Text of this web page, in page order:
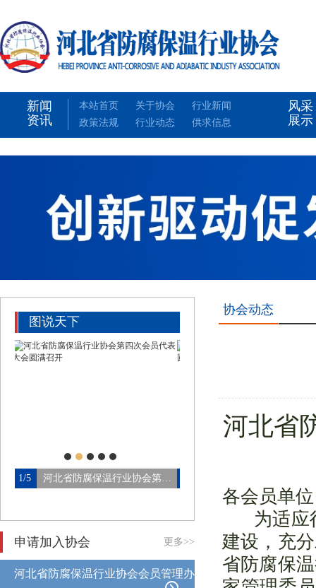
新闻
资讯
本站首页 关于协会
行业新闻
政策法规
行业动态 供求信息
风采
展示
图说天下
2/5 2015年省协会年会及第三次会…
申请加入协会 更多>>
河北省防腐保温行业协会会员管理办
协会动态
河北省
各会员单
为适应行
建设，充
省防腐保